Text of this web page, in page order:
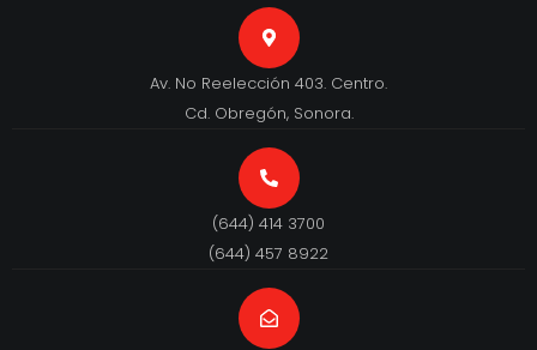
Av. No Reelección 403. Centro.
Cd. Obregón, Sonora.
(644) 414 3700
(644) 457 8922